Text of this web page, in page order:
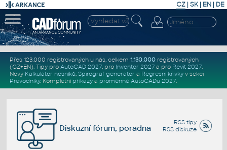
CZ | SK| EN | DE
Přes 123.000 registrovaných u nás, celkem 1.130.000registrovaných
(CZ+EN). Tipy pro AutoCAD 2027, pro Inventor 2027a pro Revit 2027.
Nový Kalkulátor nosníků, Spirograf generátor a Regresní křivkyv sekci
Převodníky. Kompletní příkazya proměnné AutoCADu 2027.
RSS tipy
RSS diskuze
Diskuzní fórum, poradna